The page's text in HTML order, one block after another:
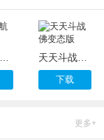
天天斗战佛变态版
下载
更多+